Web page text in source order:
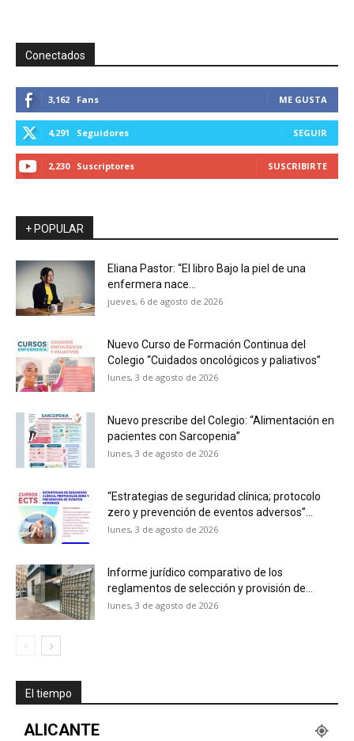
Conectados
3,162 Fans ME GUSTA
4,291 Seguidores SEGUIR
2,230 Suscriptores SUSCRIBIRTE
+ POPULAR
Eliana Pastor: “El libro Bajo la piel de una
enfermera nace...
jueves, 6 de agosto de 2026
Nuevo Curso de Formación Continua del
Colegio “Cuidados oncológicos y paliativos”
lunes, 3 de agosto de 2026
Nuevo prescribe del Colegio: “Alimentación en
pacientes con Sarcopenia”
lunes, 3 de agosto de 2026
“Estrategias de seguridad clínica; protocolo
zero y prevención de eventos adversos”...
lunes, 3 de agosto de 2026
Informe jurídico comparativo de los
reglamentos de selección y provisión de...
lunes, 3 de agosto de 2026
El tiempo
ALICANTE